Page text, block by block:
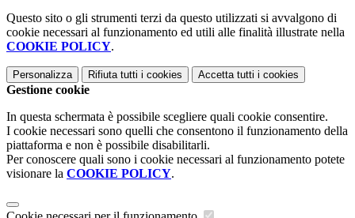
Questo sito o gli strumenti terzi da questo utilizzati si avvalgono di
cookie necessari al funzionamento ed utili alle finalità illustrate nella
COOKIE POLICY.
Personalizza Rifiuta tutti i cookies Accetta tutti i cookies
Gestione cookie
In questa schermata è possibile scegliere quali cookie consentire.
I cookie necessari sono quelli che consentono il funzionamento della
piattaforma e non è possibile disabilitarli.
Per conoscere quali sono i cookie necessari al funzionamento potete
visionare la COOKIE POLICY.